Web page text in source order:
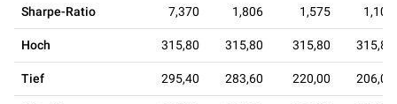
Sharpe-Ratio 7,370 1,806 1,575 1,106
Hoch 315,80 315,80 315,80 315,80
Tief 295,40 283,60 220,00 206,00